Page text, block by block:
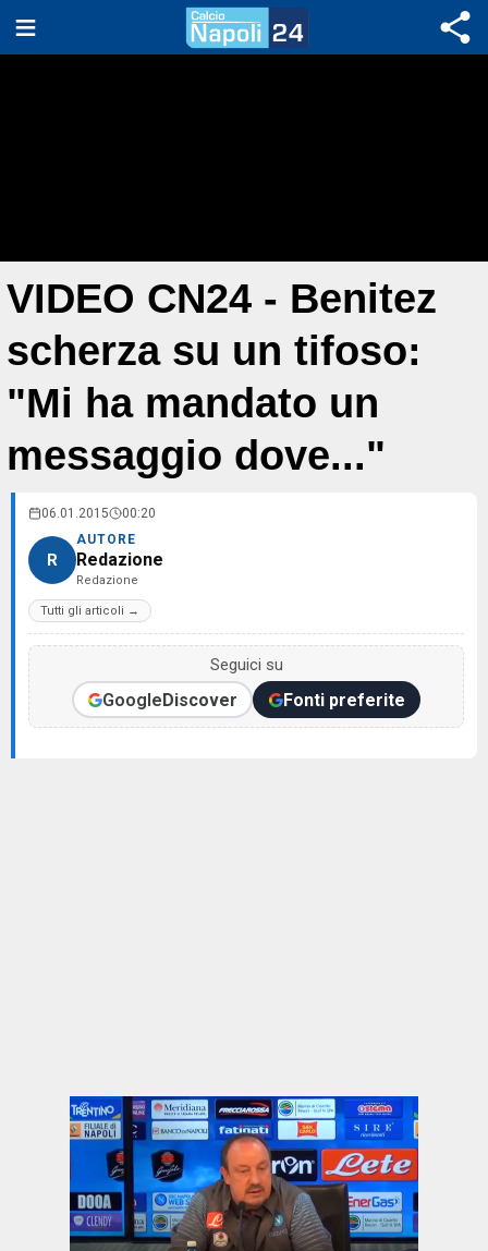
VIDEO CN24 - Benitez
scherza su un tifoso:
"Mi ha mandato un
messaggio dove..."
06.01.2015 00:20
R
AUTORE
Redazione
Redazione
Tutti gli articoli →
Seguici su
GoogleDiscover Fonti preferite